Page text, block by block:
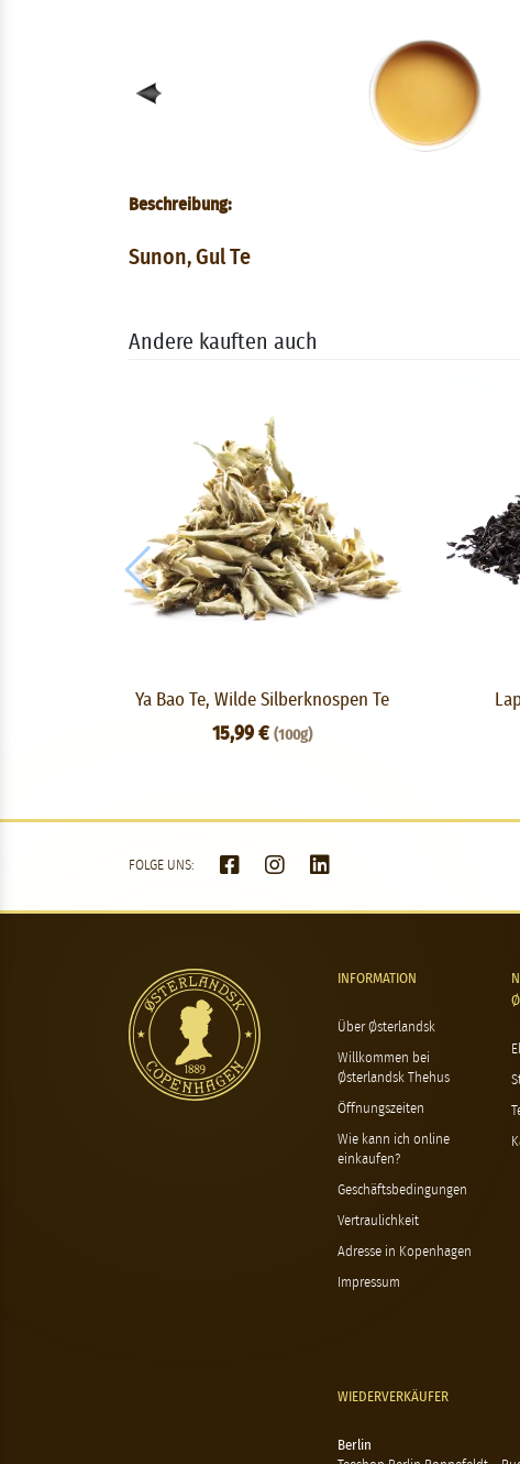
Beschreibung:
Sunon, Gul Te
Andere kauften auch
Ya Bao Te, Wilde Silberknospen Te
15,99 €(100g)
FOLGE UNS:
INFORMATION
Über Østerlandsk
Willkommen bei
Østerlandsk Thehus
Öffnungszeiten
Wie kann ich online
einkaufen?
Geschäftsbedingungen
Vertraulichkeit
Adresse in Kopenhagen
Impressum
WIEDERVERKÄUFER
Berlin